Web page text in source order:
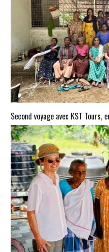
Second voyage avec KST Tours,